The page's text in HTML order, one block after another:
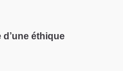
d’une éthique